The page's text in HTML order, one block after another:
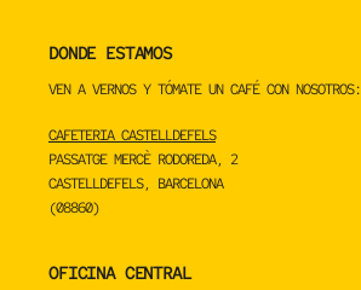
DONDE ESTAMOS
VEN A VERNOS Y TÓMATE UN CAFÉ CON NOSOTROS:
CAFETERIA CASTELLDEFELS
PASSATGE MERCÈ RODOREDA, 2
CASTELLDEFELS, BARCELONA
(08860)
OFICINA CENTRAL